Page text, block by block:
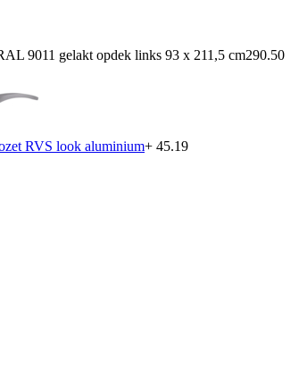
9011 gelakt opdek links 93 x 211,5 cm290.50
RVS look aluminium+ 45.19